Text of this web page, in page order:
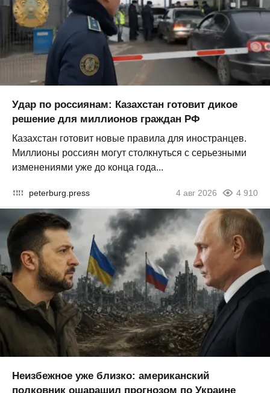
Удар по россиянам: Казахстан готовит дикое
решение для миллионов граждан РФ
Казахстан готовит новые правила для иностранцев.
Миллионы россиян могут столкнуться с серьезными
изменениями уже до конца года...
peterburg.press 4 авг 2026 4 910
Неизбежное уже близко: американский
полковник ошарашил прогнозом по Украине